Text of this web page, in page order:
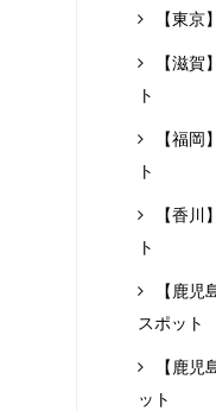
【東
【滋
ト
【福
ト
【香
ト
【鹿
スポット
【鹿
ット